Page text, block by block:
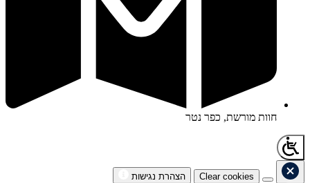
חוות מורשת, כפר נטר
Clear cookies
הצהרת נגישות